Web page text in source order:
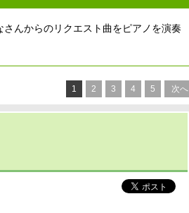
んからのリクエスト曲をピアノを演奏
1 2 3 4 5 次へ